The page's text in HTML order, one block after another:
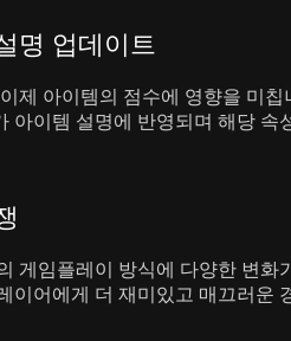
명 업데이트
제 아이템의 점수에 영향을 미
아이템 설명에 반영되며 해당 속
게임플레이 방식에 다양한 변화
이어에게 더 재미있고 매끄러운